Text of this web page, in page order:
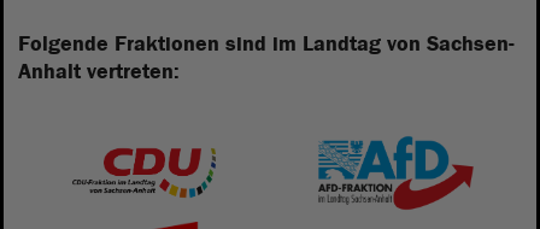
Folgende Fraktionen sind im Landtag von Sachsen-
Anhalt vertreten: